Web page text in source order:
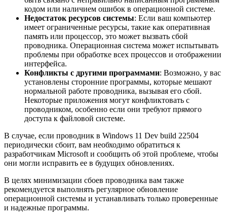
кодом или наличием ошибок в операционной системе.
Недостаток ресурсов системы: Если ваш компьютер
имеет ограниченные ресурсы, такие как оперативная
память или процессор, это может вызвать сбой
проводника. Операционная система может испытывать
проблемы при обработке всех процессов и отображении
интерфейса.
Конфликты с другими программами: Возможно, у вас
установлены сторонние программы, которые мешают
нормальной работе проводника, вызывая его сбой.
Некоторые приложения могут конфликтовать с
проводником, особенно если они требуют прямого
доступа к файловой системе.
В случае, если проводник в Windows 11 Dev build 22504
периодически сбоит, вам необходимо обратиться к
разработчикам Microsoft и сообщить об этой проблеме, чтобы
они могли исправить ее в будущих обновлениях.
В целях минимизации сбоев проводника вам также
рекомендуется выполнять регулярное обновление
операционной системы и устанавливать только проверенные
и надежные программы.